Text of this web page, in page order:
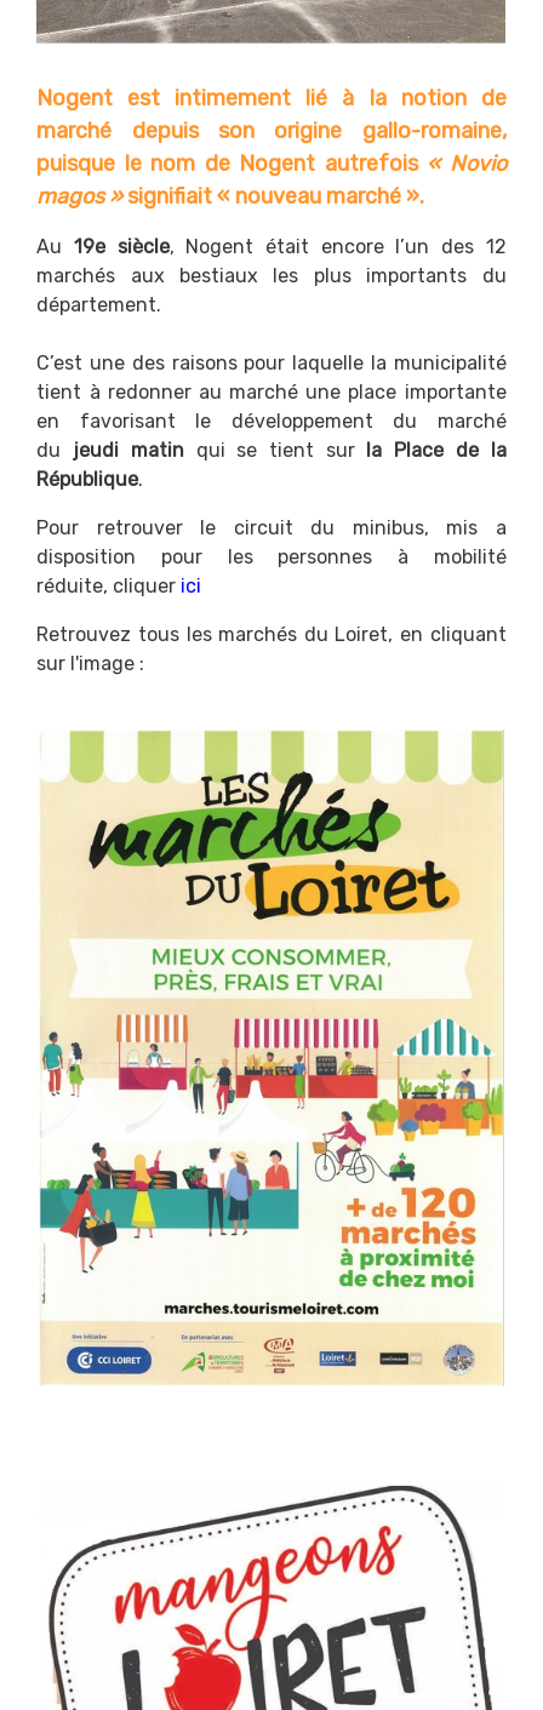
Nogent est intimement lié à la notion de
marché depuis son origine gallo-romaine,
puisque le nom de Nogent autrefois « Novio
magos »signifiait « nouveau marché ».
Au19e siècle, Nogent était encore l’un des 12
marchés aux bestiaux les plus importants du
département.
C’est une des raisons pour laquelle la municipalité
tient à redonner au marché une place importante
en favorisant le développement du marché
du jeudi matin qui se tient sur la Place de la
République.
Pour retrouver le circuit du minibus, mis a
disposition pour les personnes à mobilité
réduite, cliquer ici
Retrouvez tous les marchés du Loiret, en cliquant
sur l'image :